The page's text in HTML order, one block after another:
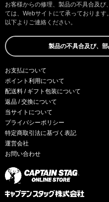
お客様からの修理、製品の不具合及
ては、Webサイトにて承っております。
以下よりご連絡ください。
製品の不具合及び、
お支払について
ポイント利用について
配送料 / ギフト包装について
返品 / 交換について
当サイトについて
プライバシーポリシー
特定商取引法に基づく表記
運営会社
お問い合わせ